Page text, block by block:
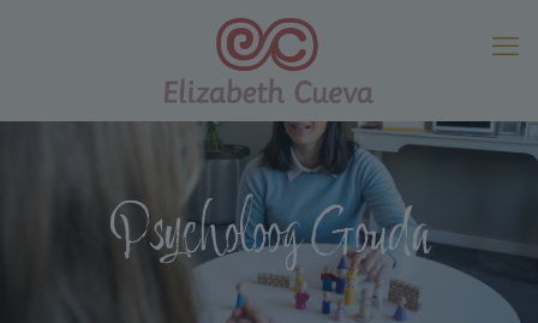
Psycholoog Gouda